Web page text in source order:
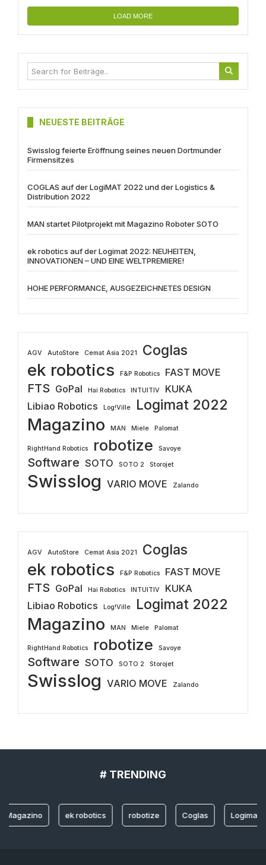
LOAD MORE
NEUESTE BEITRÄGE
Swisslog feierte Eröffnung seines neuen Dortmunder
Firmensitzes
COGLAS auf der LogiMAT 2022 und der Logistics &
Distribution 2022
MAN startet Pilotprojekt mit Magazino Roboter SOTO
ek robotics auf der Logimat 2022: NEUHEITEN,
INNOVATIONEN – UND EINE WELTPREMIERE!
HOHE PERFORMANCE, AUSGEZEICHNETES DESIGN
AGV AutoStore Cemat Asia 2021 Coglas
ek robotics F&P Robotics FAST MOVE
FTS GoPal Hai Robotics INTUITIV
KUKA
Libiao Robotics
Log!Ville Logimat 2022
Magazino MAN Miele Palomat
RightHand Robotics robotize Savoye
Software SOTO SOTO 2 Storojet
Swisslog VARIO MOVE Zalando
AGV AutoStore Cemat Asia 2021 Coglas
ek robotics F&P Robotics FAST MOVE
FTS GoPal Hai Robotics INTUITIV
KUKA
Libiao Robotics
Log!Ville Logimat 2022
Magazino MAN Miele Palomat
RightHand Robotics robotize Savoye
Software SOTO SOTO 2 Storojet
Swisslog VARIO MOVE Zalando
# TRENDING
ek robotics robotize Coglas Logimat 2022